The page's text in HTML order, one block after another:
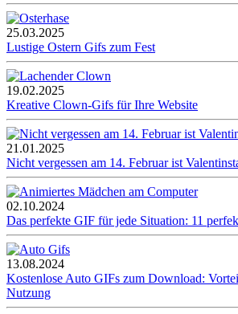
25.03.2025
Lustige Ostern Gifs zum Fest
19.02.2025
Kreative Clown-Gifs für Ihre Website
21.01.2025
Nicht vergessen am 14. Februar ist
02.10.2024
Das perfekte GIF für jede Situation: 11
13.08.2024
Kostenlose Auto GIFs zum Download:
Nutzung